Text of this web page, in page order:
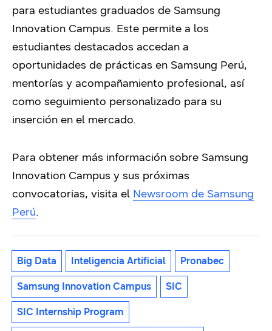
para estudiantes graduados de Samsung
Innovation Campus. Este permite a los
estudiantes destacados accedan a
oportunidades de prácticas en Samsung Perú,
mentorías y acompañamiento profesional, así
como seguimiento personalizado para su
inserción en el mercado.
Para obtener más información sobre Samsung
Innovation Campus y sus próximas
convocatorias, visita el Newsroom de Samsung
Perú.
Big Data Inteligencia Artificial Pronabec
Samsung Innovation Campus SIC
SIC Internship Program